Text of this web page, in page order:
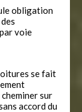
obligation
voie
se fait
sur
accord du